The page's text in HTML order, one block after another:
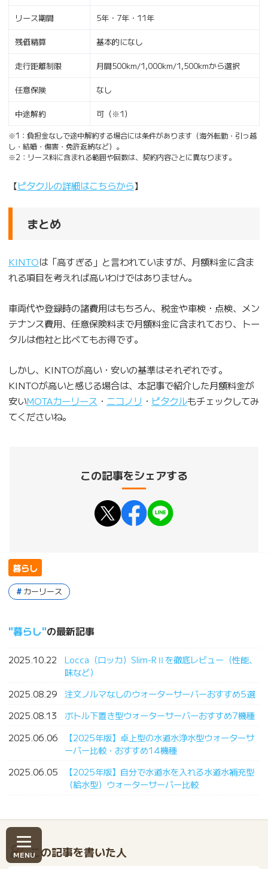
リース期間 5年・7年・11年
残価精算 基本的になし
走行距離制限 月間500km/1,000km/1,500kmから選択
任意保険 なし
中途解約 可（※1）
※1：負担金なしで途中解約する場合には条件があります（海外転勤・引っ越
し・結婚・傷害・免許返納など）。
※2：リース料に含まれる範囲や回数は、契約内容ごとに異なります。
【ピタクルの詳細はこちらから】
まとめ
KINTOは「高すぎる」と言われていますが、月額料金に含ま
れる項目を考えれば高いわけではありません。
車両代や登録時の諸費用はもちろん、税金や車検・点検、メン
テナンス費用、任意保険料まで月額料金に含まれており、トー
タルは他社と比べてもお得です。
しかし、KINTOが高い・安いの基準はそれぞれです。
KINTOが高いと感じる場合は、本記事で紹介した月額料金が
安いMOTAカーリース ・ ニコノリ ・ ピタクルもチェックしてみ
てくださいね。
この記事をシェアする
暮らし
カーリース
暮らし の最新記事
2025.10.22
Locca（ロッカ）Slim-RⅡを徹底レビュー（性能、
味など）
2025.08.29
注文ノルマなしのウォーターサーバーおすすめ5選
2025.08.13
ボトル下置き型ウォーターサーバーおすすめ7機種
2025.06.06
【2025年版】卓上型の水道水浄水型ウォーターサ
ーバー比較・おすすめ14機種
2025.06.05
【2025年版】自分で水道水を入れる水道水補充型
（給水型）ウォーターサーバー比較
この記事を書いた人